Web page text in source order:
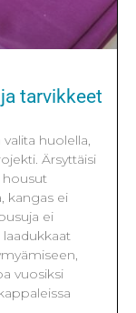
tarvikkeet
huolella,
Ärsyttäisi
housut
kangas ei
ei
vuosiksi